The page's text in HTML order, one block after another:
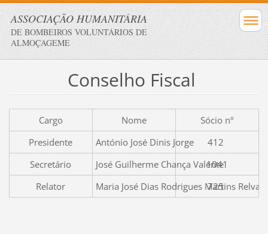
ASSOCIAÇÃO HUMANITÁRIA
DE BOMBEIROS VOLUNTÁRIOS DE
ALMOÇAGEME
Conselho Fiscal
Cargo Nome
Sócio nº
Presidente
António José Dinis Jorge
412
Secretário
José Guilherme Chança Valente
1041
Relator
Maria José Dias Rodrigues Martins Relvas
725